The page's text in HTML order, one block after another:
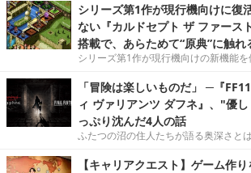
シリーズ第1作が現行機向けに復
ない『カルドセプト ザ ファース
搭載で、あらためて“原典”に触れ
シリーズ第1作が現行機向けの新機能を
「冒険は楽しいものだ」 ─『
ィ ヴァリアンツ ダフネ』、"優
っぷり沈んだ4人の話
ふたつの沼の住人たちが語る奥深さとは
【キャリアクエスト】ゲーム作